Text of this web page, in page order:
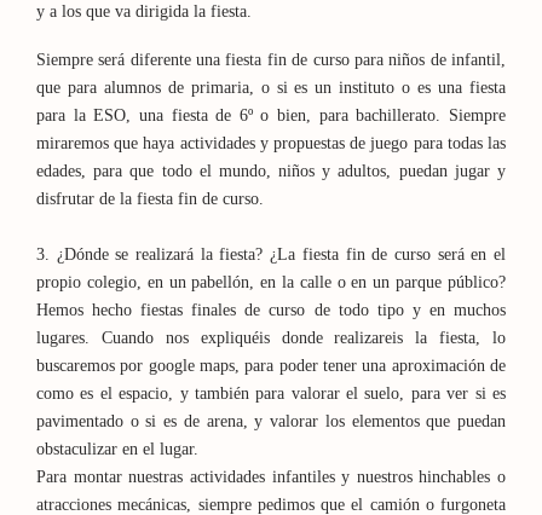
y a los que va dirigida la fiesta.
Siempre será diferente una fiesta fin de curso para niños de infantil,
que para alumnos de primaria, o si es un instituto o es una fiesta
para la ESO, una fiesta de 6º o bien, para bachillerato. Siempre
miraremos que haya actividades y propuestas de juego para todas las
edades, para que todo el mundo, niños y adultos, puedan jugar y
disfrutar de la fiesta fin de curso.
3. ¿Dónde se realizará la fiesta? ¿La fiesta fin de curso será en el
propio colegio, en un pabellón, en la calle o en un parque público?
Hemos hecho fiestas finales de curso de todo tipo y en muchos
lugares. Cuando nos expliquéis donde realizareis la fiesta, lo
buscaremos por google maps, para poder tener una aproximación de
como es el espacio, y también para valorar el suelo, para ver si es
pavimentado o si es de arena, y valorar los elementos que puedan
obstaculizar en el lugar.
Para montar nuestras actividades infantiles y nuestros hinchables o
atracciones mecánicas, siempre pedimos que el camión o furgoneta